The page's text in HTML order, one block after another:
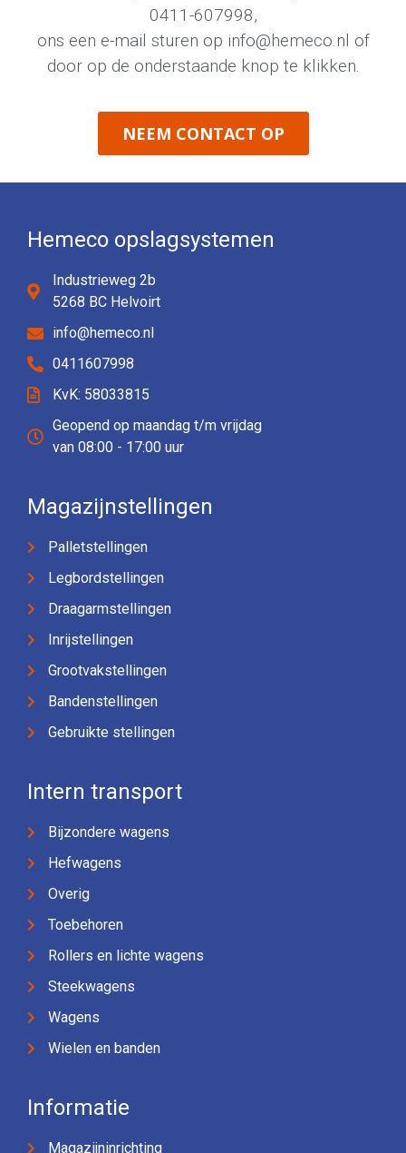
0411-607998,
ons een e-mail sturen op info@hemeco.nl of
door op de onderstaande knop te klikken.
NEEM CONTACT OP
Hemeco opslagsystemen
Industrieweg 2b
5268 BC Helvoirt
info@hemeco.nl
0411607998
KvK: 58033815
Geopend op maandag t/m vrijdag
van 08:00 - 17:00 uur
Magazijnstellingen
Palletstellingen
Legbordstellingen
Draagarmstellingen
Inrijstellingen
Grootvakstellingen
Bandenstellingen
Gebruikte stellingen
Intern transport
Bijzondere wagens
Hefwagens
Overig
Toebehoren
Rollers en lichte wagens
Steekwagens
Wagens
Wielen en banden
Informatie
Magazijninrichting